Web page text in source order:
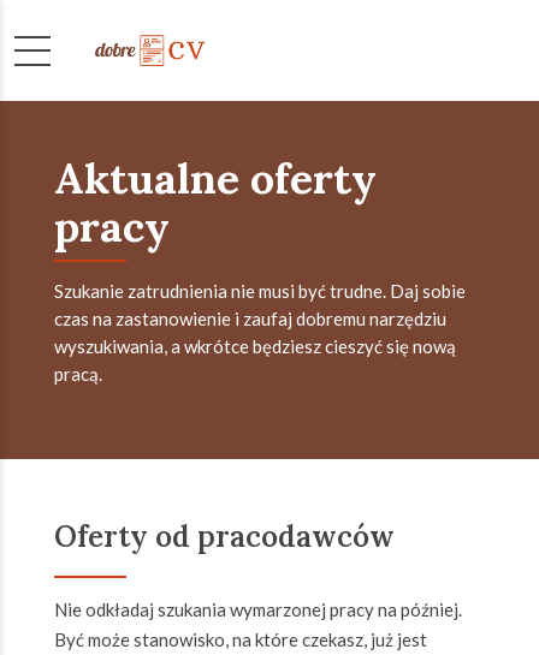
Aktualne oferty
pracy
Szukanie zatrudnienia nie musi być trudne. Daj sobie
czas na zastanowienie i zaufaj dobremu narzędziu
wyszukiwania, a wkrótce będziesz cieszyć się nową
pracą.
Oferty od pracodawców
Nie odkładaj szukania wymarzonej pracy na później.
Być może stanowisko, na które czekasz, już jest